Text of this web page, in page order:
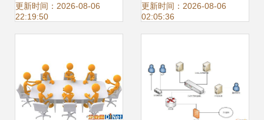
网络安全最佳实践
更新时间：2026-08-06
22:19:50
全软件开发的基石
更新时间：2026-08-06
02:05:36